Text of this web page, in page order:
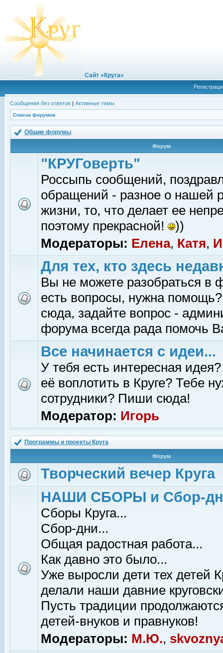
Сайт «Круга»
Сообщения без ответов | Активные темы
Список форумов
Общие форумы
Форум
"КРУГоверть"
Россыпь сообщений,
обращений - разное о нашей
жизни, то, что делает ее
поэтому прекрасной!
))
Модераторы: Елена, Катя,
Для тех, кто здесь
Вы не можете разобраться в
есть вопросы, нужна помощь?
сюда, задайте вопрос -
форума всегда рада помочь
Все начинается с идеи...
У тебя есть интересная
её воплотить в Круге? Тебе
сотрудники? Пиши сюда!
Модератор: Игорь
Программы и проекты Круга
Форум
Творческий вечер Круга
НАШИ СБОРЫ и Сбор-
Сборы Круга...
Сбор-дни...
Общая радостная работа...
Как давно это было...
Уже выросли дети тех детей
делали наши давние
Пусть традиции
детей-внуков и правнуков!
Модераторы: М.Ю.,